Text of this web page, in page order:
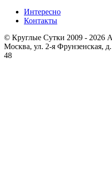
Интересно
Контакты
© Круглые Сутки 2009 - 2026
Москва, ул. 2-я Фрунзенская,
48